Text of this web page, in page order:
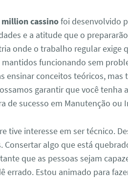
cassinofoi desenvolvido
e a atitude que o
onde o trabalho regular exige
mantidos funcionando sem
ensinar conceitos teóricos,
garantir que você tenha
de sucesso em Manutenção ou
tive interesse em ser técnico.
Consertar algo que está
que as pessoas sejam
errado. Estou animado para